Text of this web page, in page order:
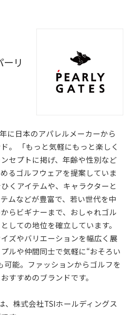
ーリ
年に日本のアパレルメーカーから
。 「もっと気軽にもっと楽しく
セプトに掲げ、年齢や性別など
るゴルフウェアを提案していま
くアイテムや、キャラクターと
ムなどが豊富で、若い世代を中
らビギナーまで、おしゃれゴル
しての地位を確立しています。
ズやバリエーションを幅広く展
ルや仲間同士で気軽に“おそろい
可能。ファッションからゴルフを
すすめのブランドです。
、株式会社TSIホールディングス